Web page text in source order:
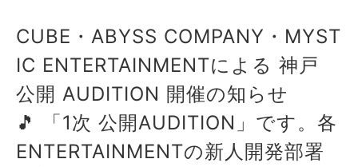
CUBE・ABYSS COMPANY・MYST
IC ENTERTAINMENTによる 神戸
公開 AUDITION 開催の知らせ
🎵
「1次 公開AUDITION」です。各
ENTERTAINMENTの新人開発部署